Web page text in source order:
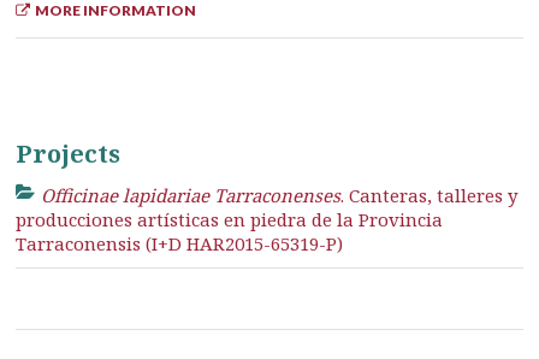
MORE INFORMATION
Projects
Officinae lapidariae Tarraconenses. Canteras, talleres y
producciones artísticas en piedra de la Provincia
Tarraconensis (I+D HAR2015-65319-P)